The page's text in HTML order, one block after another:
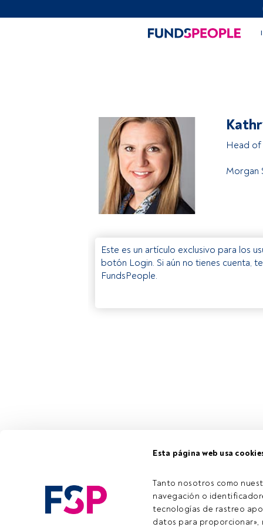
Esta página web usa
Tanto nosotros como
navegación o
tecnologías de rastreo
datos para proporcionar»,
Head
Morgan
Este es un artículo exclusivo para los
botón Login. Si aún no tienes cuenta,
FundsPeople.